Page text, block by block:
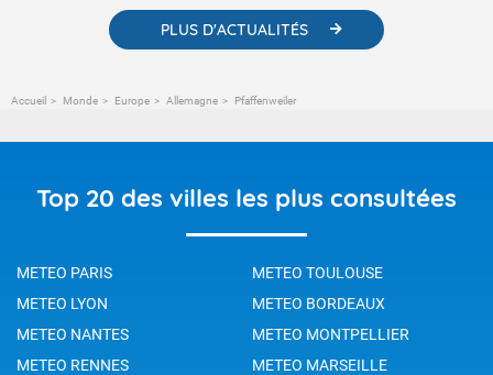
PLUS D'ACTUALITÉS
Accueil Monde Europe Allemagne Pfaffenweiler
Top 20 des villes les plus consultées
METEO PARIS
METEO TOULOUSE
METEO LYON
METEO BORDEAUX
METEO NANTES
METEO MONTPELLIER
METEO RENNES
METEO MARSEILLE